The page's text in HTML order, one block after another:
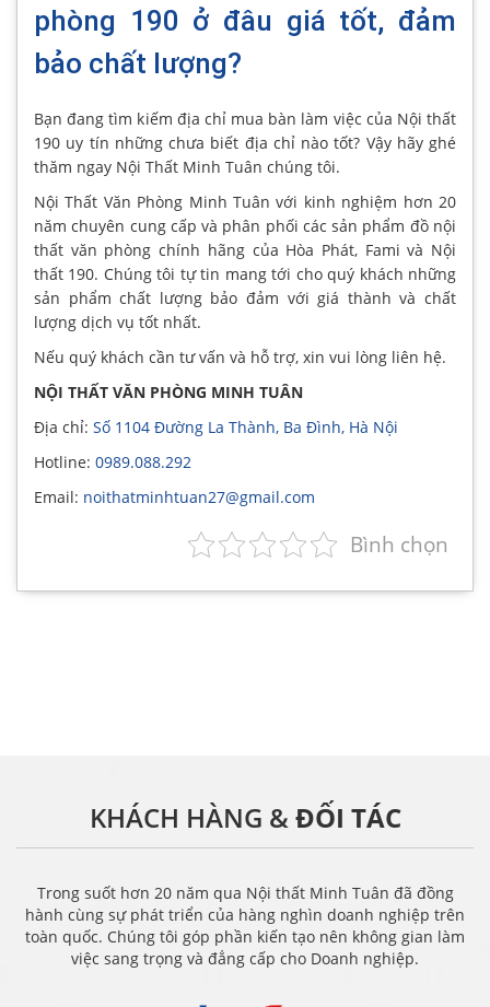
phòng 190 ở đâu giá tốt, đảm
bảo chất lượng?
Bạn đang tìm kiếm địa chỉ mua bàn làm việc của Nội thất
190 uy tín những chưa biết địa chỉ nào tốt? Vậy hãy ghé
thăm ngay Nội Thất Minh Tuân chúng tôi.
Nội Thất Văn Phòng Minh Tuân với kinh nghiệm hơn 20
năm chuyên cung cấp và phân phối các sản phẩm đồ nội
thất văn phòng chính hãng của Hòa Phát, Fami và Nội
thất 190. Chúng tôi tự tin mang tới cho quý khách những
sản phẩm chất lượng bảo đảm với giá thành và chất
lượng dịch vụ tốt nhất.
Nếu quý khách cần tư vấn và hỗ trợ, xin vui lòng liên hệ.
NỘI THẤT VĂN PHÒNG MINH TUÂN
Địa chỉ: Số 1104 Đường La Thành, Ba Đình, Hà Nội
Hotline: 0989.088.292
Email: noithatminhtuan27@gmail.com
Bình chọn
KHÁCH HÀNG &ĐỐI TÁC
Trong suốt hơn 20 năm qua Nội thất Minh Tuân đã đồng
hành cùng sự phát triển của hàng nghìn doanh nghiệp trên
toàn quốc. Chúng tôi góp phần kiến tạo nên không gian làm
việc sang trọng và đẳng cấp cho Doanh nghiệp.